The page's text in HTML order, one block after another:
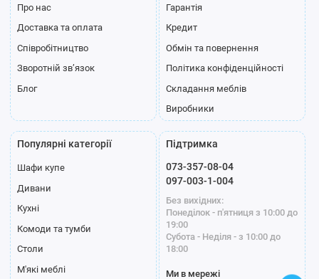
Про нас
Доставка та оплата
Співробітництво
Зворотній зв’язок
Блог
Гарантія
Кредит
Обмін та повернення
Політика конфіденційності
Складання меблів
Виробники
Популярні категорії
Шафи купе
Дивани
Кухні
Комоди та тумби
Столи
М'які меблі
Підтримка
073-357-08-04
097-003-1-004
Без вихідних:
Понеділок - п'ятниця з 10:00 до
19:00
Субота - Неділя - з 10:00 до
18:00
Ми в мережі